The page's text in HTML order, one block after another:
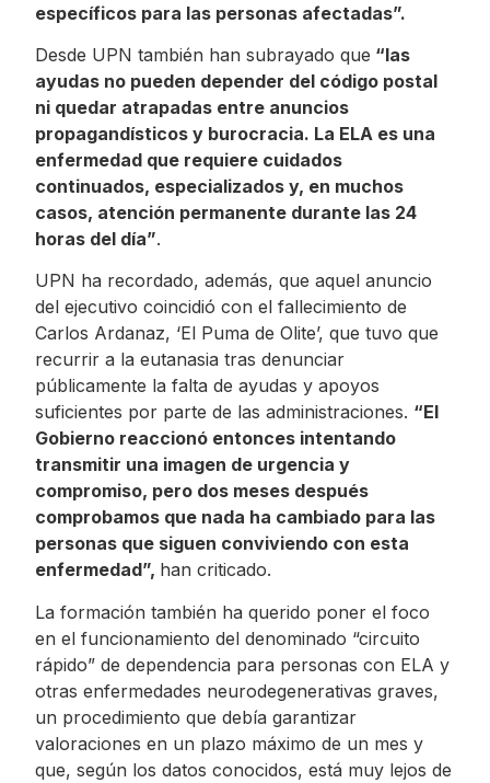
específicos para las personas afectadas”.
Desde UPN también han subrayado que “las
ayudas no pueden depender del código postal
ni quedar atrapadas entre anuncios
propagandísticos y burocracia. La ELA es una
enfermedad que requiere cuidados
continuados, especializados y, en muchos
casos, atención permanente durante las 24
horas del día”.
UPN ha recordado, además, que aquel anuncio
del ejecutivo coincidió con el fallecimiento de
Carlos Ardanaz, ‘El Puma de Olite’, que tuvo que
recurrir a la eutanasia tras denunciar
públicamente la falta de ayudas y apoyos
suficientes por parte de las administraciones. “El
Gobierno reaccionó entonces intentando
transmitir una imagen de urgencia y
compromiso, pero dos meses después
comprobamos que nada ha cambiado para las
personas que siguen conviviendo con esta
enfermedad”, han criticado.
La formación también ha querido poner el foco
en el funcionamiento del denominado “circuito
rápido” de dependencia para personas con ELA y
otras enfermedades neurodegenerativas graves,
un procedimiento que debía garantizar
valoraciones en un plazo máximo de un mes y
que, según los datos conocidos, está muy lejos de